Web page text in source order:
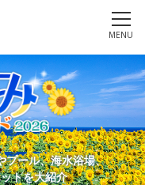
MENU
プール、海水浴場、
トを大紹介